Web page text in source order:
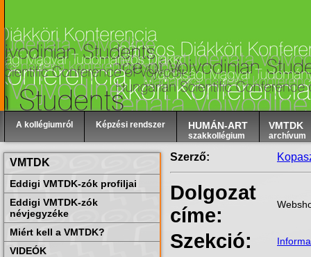
A kollégiumról Képzési rendszer HUMÁN-ART
szakkollégium
VMTDK
archívum
VMTDK
Eddigi VMTDK-zók profiljai
Eddigi VMTDK-zók
névjegyzéke
Miért kell a VMTDK?
VIDEÓK
Szerző:
Dolgozat
címe:
Szekció: